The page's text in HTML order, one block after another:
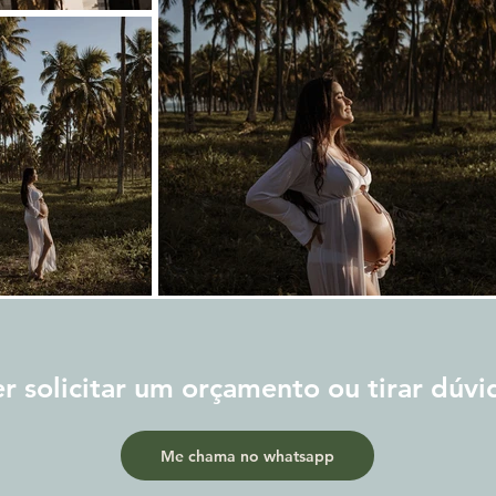
solicitar um orçamento ou tirar
Me chama no whatsapp